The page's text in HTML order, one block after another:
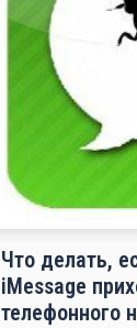
Что делать,
iMessage
телефонного